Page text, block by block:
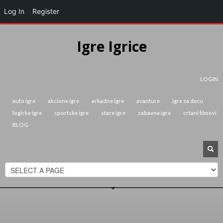
Igre Igrice
LOGIN
auto igre akcione igre arkadne igre avanture
igre za decu
logicke igre
sportske igre stare igre zabavne igre
crtani filmovi
BLOG
Log In Register